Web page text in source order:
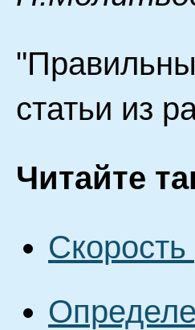
статьи из
Читайте
Скорость